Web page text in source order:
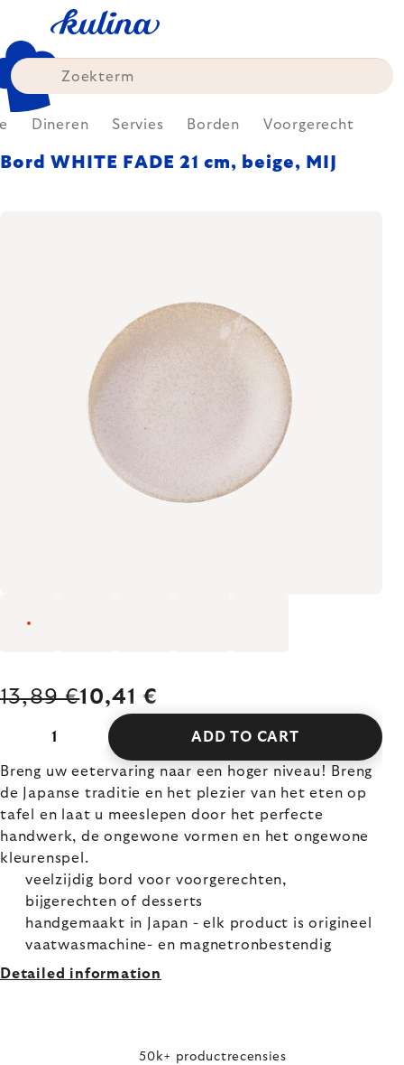
content
Dineren Servies Borden Voorgerecht
Bord WHITE FADE 21 cm, beige, MIJ
13,89 €10,41 €
ADD TO CART
Breng uw eetervaring naar een hoger niveau! Breng
de Japanse traditie en het plezier van het eten op
tafel en laat u meeslepen door het perfecte
handwerk, de ongewone vormen en het ongewone
kleurenspel.
veelzijdig bord voor voorgerechten,
bijgerechten of desserts
handgemaakt in Japan - elk product is origineel
vaatwasmachine- en magnetronbestendig
Detailed information
50k+ productrecensies